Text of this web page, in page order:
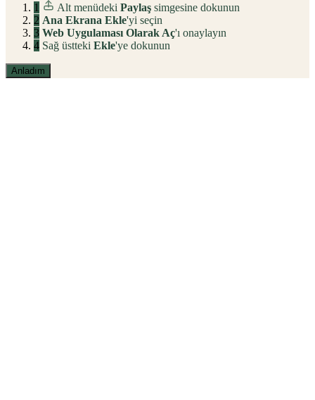
1 Alt menüdeki Paylaş simgesine dokunun
2 Ana Ekrana Ekle'yi seçin
3 Web Uygulaması Olarak Aç'ı onaylayın
4 Sağ üstteki Ekle'ye dokunun
Anladım